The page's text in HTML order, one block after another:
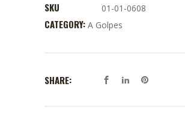
SKU 01-01-0608
CATEGORY: A Golpes
SHARE: